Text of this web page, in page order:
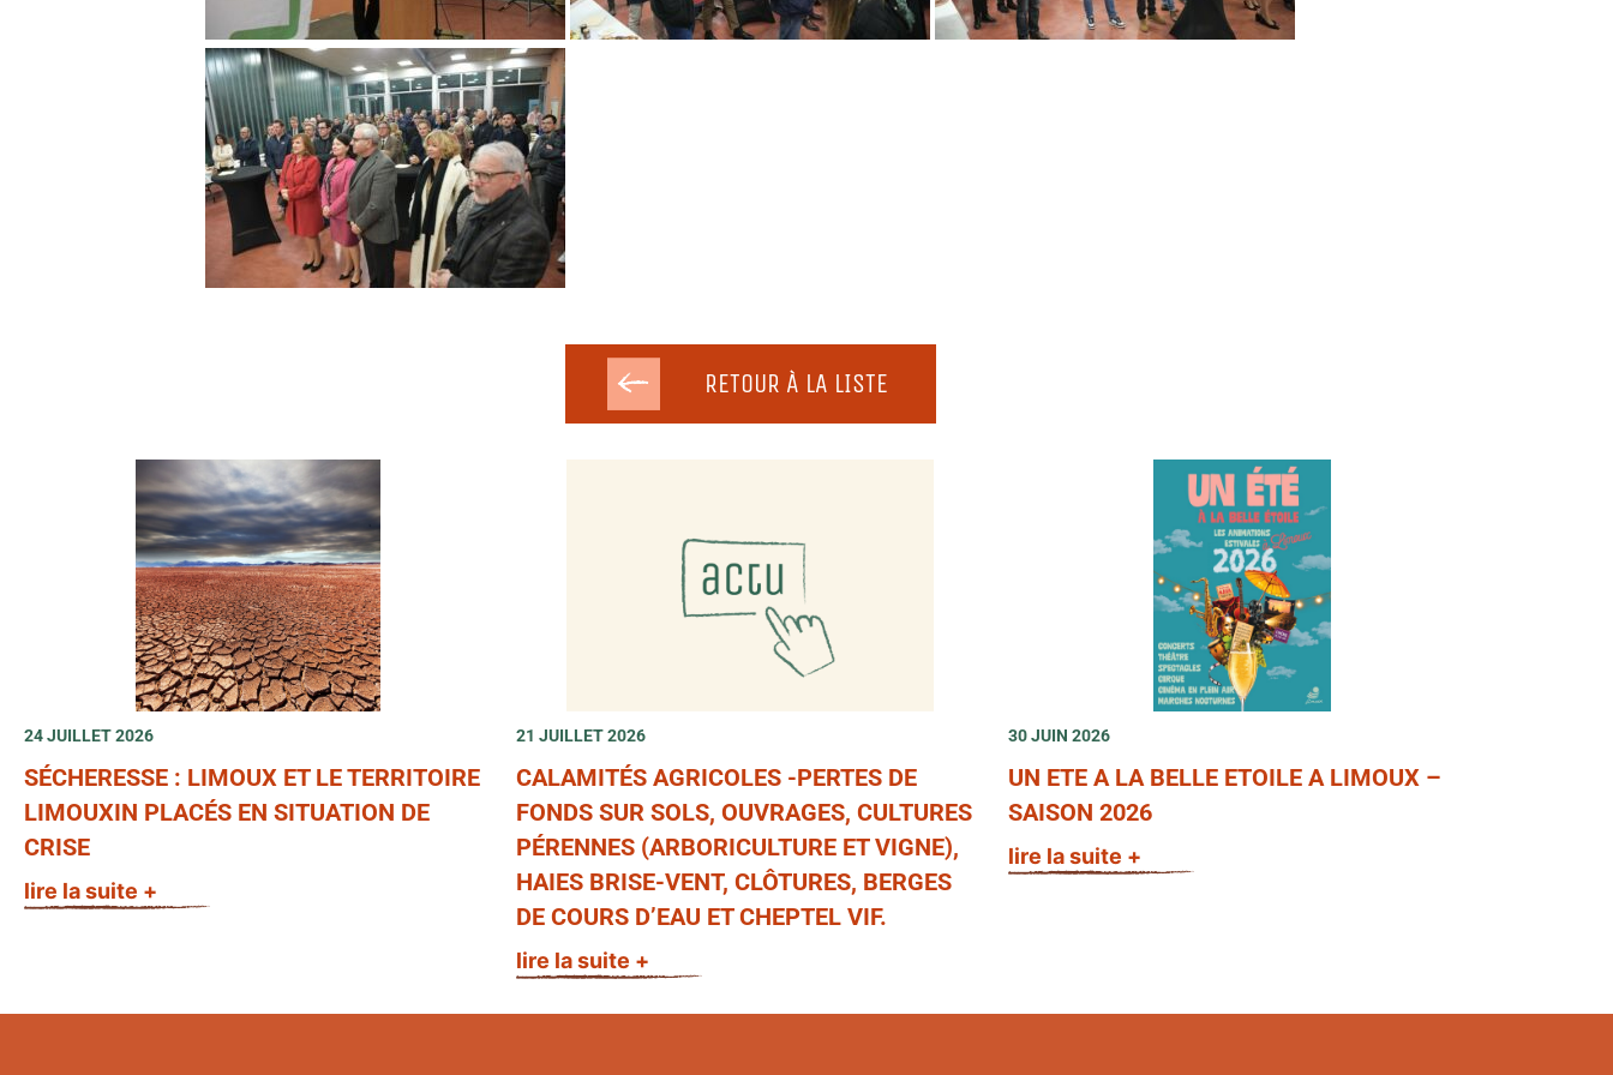
RETOUR À LA LISTE
24 JUILLET 2026
SÉCHERESSE : LIMOUX ET LE TERRITOIRE
LIMOUXIN PLACÉS EN SITUATION DE
CRISE
lire la suite +
21 JUILLET 2026
CALAMITÉS AGRICOLES -PERTES DE
FONDS SUR SOLS, OUVRAGES, CULTURES
PÉRENNES (ARBORICULTURE ET VIGNE),
HAIES BRISE-VENT, CLÔTURES, BERGES
DE COURS D’EAU ET CHEPTEL VIF.
lire la suite +
30 JUIN 2026
UN ETE A LA BELLE ETOILE A LIMOUX –
SAISON 2026
lire la suite +